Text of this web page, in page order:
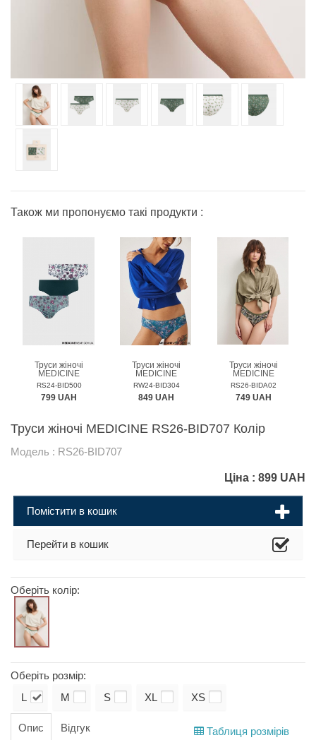
Також ми пропонуємо такі продукти :
Труси жіночі
MEDICINE
RS24-BID500
799 UAH
Труси жіночі
MEDICINE
RW24-BID304
849 UAH
Труси жіночі
MEDICINE
RS26-BIDA02
749 UAH
Труси жіночі MEDICINE RS26-BID707 Колір
Модель : RS26-BID707
Ціна : 899 UAH
Помістити в кошик
Перейти в кошик
Оберіть колір:
Оберіть розмір:
L M S XL XS
Таблиця розмірів
Опис Відгук